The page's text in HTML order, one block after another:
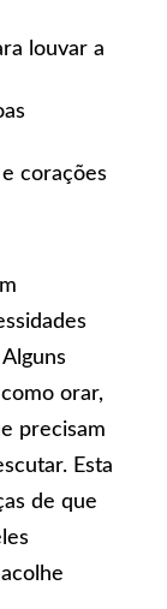
louvar a
corações
orar,
precisam
Esta
de que